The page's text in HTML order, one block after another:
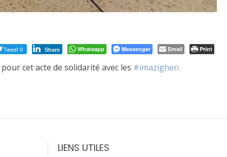
Tweet 0 Share Whatsapp Messenger Email Print
pour cet acte de solidarité avec les #imazighen
LIENS UTILES